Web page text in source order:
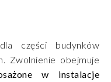
części budynków
Zwolnienie obejmuje
w instalacje